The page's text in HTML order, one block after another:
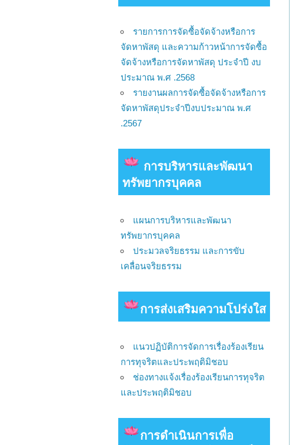
รายการการจัดซื้อจัดจ้างหรือการ
จัดหาพัสดุ และความก้าวหน้าการจัดซื้อ
จัดจ้างหรือการจัดหาพัสดุ ประจำปี งบ
ประมาณ พ.ศ .2568
รายงานผลการจัดซื้อจัดจ้างหรือการ
จัดหาพัสดุประจำปีงบประมาณ พ.ศ
.2567
การบริหารและพัฒนา
ทรัพยากรบุคคล
แผนการบริหารและพัฒนา
ทรัพยากรบุคคล
ประมวลจริยธรรม และการขับ
เคลื่อนจริยธรรม
การส่งเสริมความโปร่งใส
แนวปฏิบัติการจัดการเรื่องร้องเรียน
การทุจริตและประพฤติมิชอบ
ช่องทางแจ้งเรื่องร้องเรียนการทุจริต
และประพฤติมิชอบ
การดําเนินการเพื่อ